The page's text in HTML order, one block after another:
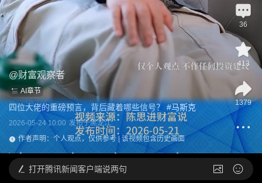
@财富观察者
AI章节
四位大佬的重磅预言，背后藏着哪些信号？ #马斯克
2026-05-24 10:00 发布于黑龙江
作者声明：个人观点，仅供参考 | 该视频包含历史画面
36
413
1379
打开腾讯新闻客户端说两句